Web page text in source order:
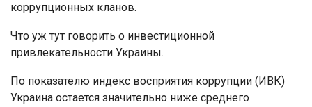
коррупционных кланов.
Что уж тут говорить о инвестиционной
привлекательности Украины.
По показателю индекс восприятия коррупции (ИВК)
Украина остается значительно ниже среднего